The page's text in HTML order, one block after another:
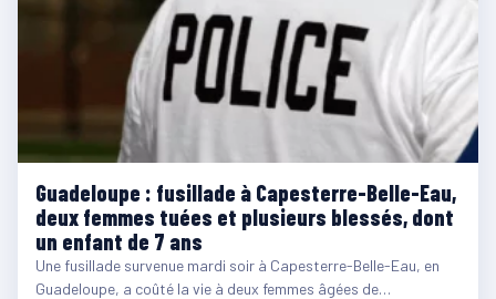
Guadeloupe : fusillade à Capesterre-Belle-Eau,
deux femmes tuées et plusieurs blessés, dont
un enfant de 7 ans
Une fusillade survenue mardi soir à Capesterre-Belle-Eau, en
Guadeloupe, a coûté la vie à deux femmes âgées de…